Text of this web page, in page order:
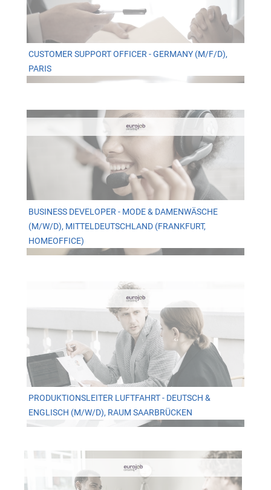
CUSTOMER SUPPORT OFFICER - GERMANY (M/F/D),
PARIS
BUSINESS DEVELOPER - MODE & DAMENWÄSCHE
(M/W/D), MITTELDEUTSCHLAND (FRANKFURT,
HOMEOFFICE)
PRODUKTIONSLEITER LUFTFAHRT - DEUTSCH &
ENGLISCH (M/W/D), RAUM SAARBRÜCKEN